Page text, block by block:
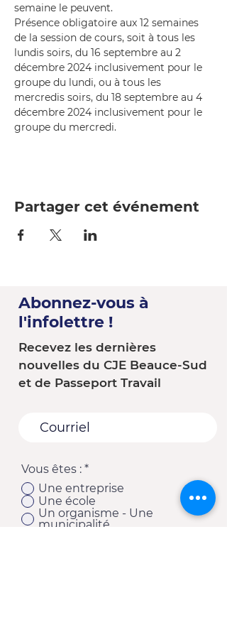
semaine le peuvent.
Présence obligatoire aux 12 semaines
de la session de cours, soit à tous les
lundis soirs, du 16 septembre au 2
décembre 2024 inclusivement pour le
groupe du lundi, ou à tous les
mercredis soirs, du 18 septembre au 4
décembre 2024 inclusivement pour le
groupe du mercredi.
Partager cet événement
Abonnez-vous à
l'infolettre !
Recevez les dernières
nouvelles du CJE Beauce-Sud
et de Passeport Travail
Vous êtes : *
Une entreprise
Une école
Un organisme - Une
municipalité